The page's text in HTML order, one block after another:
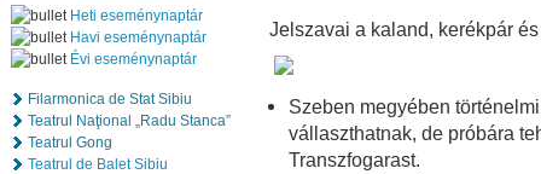
Heti eseménynaptár
Havi eseménynaptár
Évi eseménynaptár
Filarmonica de Stat Sibiu
Teatrul Naţional „Radu Stanca”
Teatrul Gong
Teatrul de Balet Sibiu
Jelszavai a kaland, kerékpár
Szeben megyében
vállaszthatnak, de próbára
Transzfogarast.